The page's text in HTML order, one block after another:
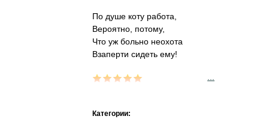
По душе коту работа,
Вероятно, потому,
Что уж больно неохота
Взаперти сидеть ему!
Категории: